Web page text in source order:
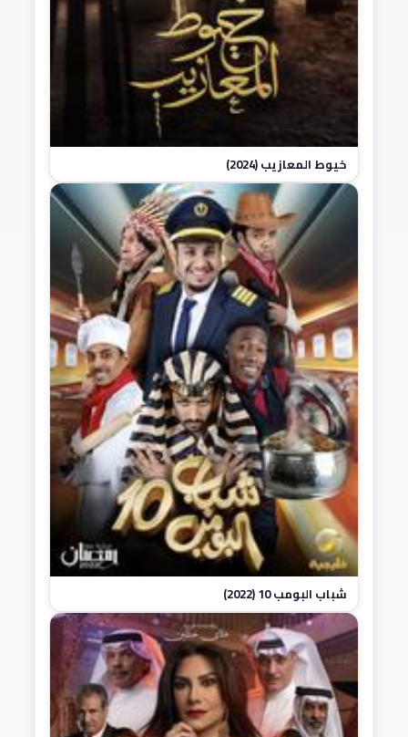
خيوط المعازيب (2024)
شباب البومب 10 (2022)